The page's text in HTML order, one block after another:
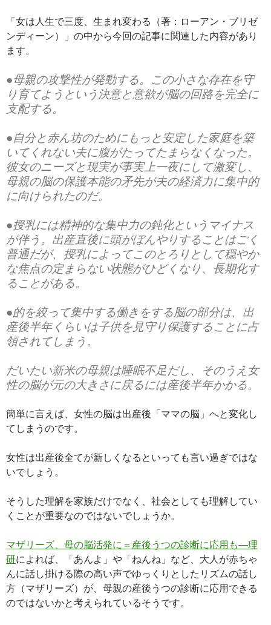
「女は人生で三度、生まれ変わる（著：ローアン・ブリゼ
ンディーン）」の中から今回の記事に関連した内容があり
ます。
●母親の攻撃性が発動する。この小さな存在を守
り育てようという決意と意欲が脳の回路を完全に
支配する。
●自分と赤ん坊のためにもっと安定した家庭を築
いてくれない夫に腹がたってたまらなくなった。
彼女のニーズと現実が事実上一夜にして激変し、
母親の脳の保護本能の矛先が夫の経済力に集中的
に向けられたのだ。
●授乳には精神的な集中力の鈍化というマイナス
が伴う。出産直後に頭がぼんやりすることはごく
普通だが、授乳によってこのとろりとして穏やか
な焦点の定まらない状態がひどくなり、長期化す
ることがある。
●的を絞って集中する働きをする脳の部分は、出
産後半年くらいは子供を見守り保護することに占
領されてしまう。
だいたい新米の母親は睡眠不足だし、そのうえ女
性の脳が元の大きさに戻るには産後半年かかる。
簡単に言えば、女性の脳は出産後「ママの脳」へと変化し
てしまうのです。
女性は出産後全てが新しくなるといっても言い過ぎではな
いでしょう。
そうした理解を家族だけでなく、社会としても理解してい
くことが重要なのではないでしょうか。
マザリーズ、母の脳活発に＝産後うつの診断に応用も―理
研によれば、「あんよ」や「ねんね」など、大人が赤ちゃ
んに話し掛ける際の高い声でゆっくりとしたリズムの話し
方（マザリーズ）が、母親の産後うつの診断に応用できる
のではないかと考えられているそうです。